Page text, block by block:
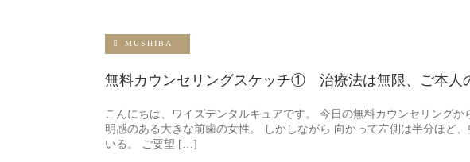
MUSHIBA
無料カウンセリングスケッチ① 治療法は無限、ご本人
こんにちは、ワイズデンタルキュアです。 今日の無料カウンセリング
明感のある大きな前歯の女性。 しかしながら 向かって左側は半分ほど
いる。 ご要望 […]